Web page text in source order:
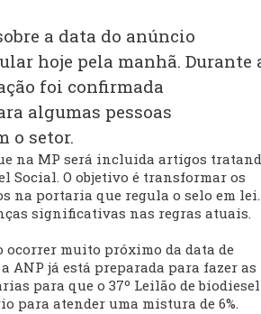
a data do anúncio
hoje pela manhã. Durante
foi confirmada
algumas pessoas
o setor.
na MP será incluida artigos
Social. O objetivo é transformar os
na portaria que regula o selo em lei.
significativas nas regras atuais.
ocorrer muito próximo da data de
ANP já está preparada para fazer as
para que o 37º Leilão de biodiesel
para atender uma mistura de 6%.